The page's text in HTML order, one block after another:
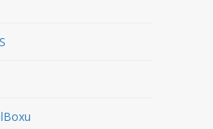
RESELLHOSTINGU
MULTIHOSTINGU
WEBHOSTINGU